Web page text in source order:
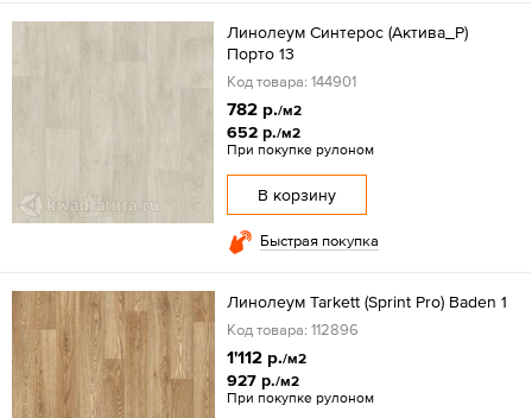
Линолеум Синтерос (Актива_Р)
Порто 13
Код товара: 144901
782 р./м2
652 р./м2
При покупке рулоном
В корзину
Быстрая покупка
Линолеум Tarkett (Sprint Pro) Baden 1
Код товара: 112896
1'112 р./м2
927 р./м2
При покупке рулоном